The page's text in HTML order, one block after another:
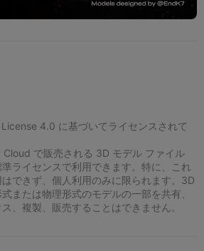
4.0 に基づいてライセンスされて
で販売される 3D モデル ファイル
ライセンスで利用できます。特に、これ
できず、個人利用のみに限られます。3D
または物理形式のモデルの一部を共有、
、複製、販売することはできません。